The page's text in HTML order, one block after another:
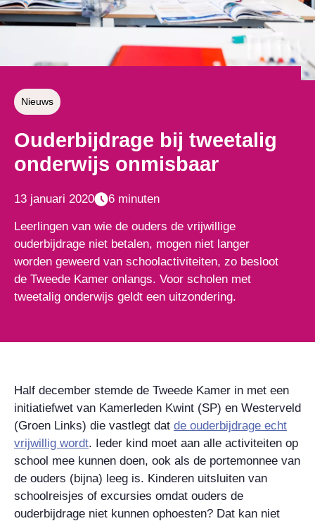
Nieuws
Ouderbijdrage bij tweetalig
onderwijs onmisbaar
13 januari 2020 6 minuten
Leerlingen van wie de ouders de vrijwillige
ouderbijdrage niet betalen, mogen niet langer
worden geweerd van schoolactiviteiten, zo besloot
de Tweede Kamer onlangs. Voor scholen met
tweetalig onderwijs geldt een uitzondering.
Half december stemde de Tweede Kamer in met een
initiatiefwet van Kamerleden Kwint (SP) en Westerveld
(Groen Links) die vastlegt dat de ouderbijdrage echt
vrijwillig wordt. Ieder kind moet aan alle activiteiten op
school mee kunnen doen, ook als de portemonnee van
de ouders (bijna) leeg is. Kinderen uitsluiten van
schoolreisjes of excursies omdat ouders de
ouderbijdrage niet kunnen ophoesten? Dat kan niet